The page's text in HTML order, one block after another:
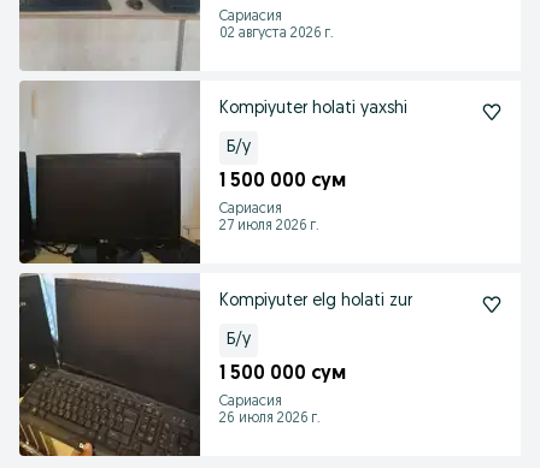
Сариасия
02 августа 2026 г.
Kompiyuter holati yaxshi
Б/у
1 500 000 сум
Сариасия
27 июля 2026 г.
Kompiyuter elg holati zur
Б/у
1 500 000 сум
Сариасия
26 июля 2026 г.